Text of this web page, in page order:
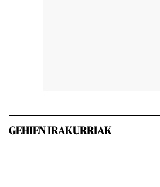
GEHIEN IRAKURRIAK